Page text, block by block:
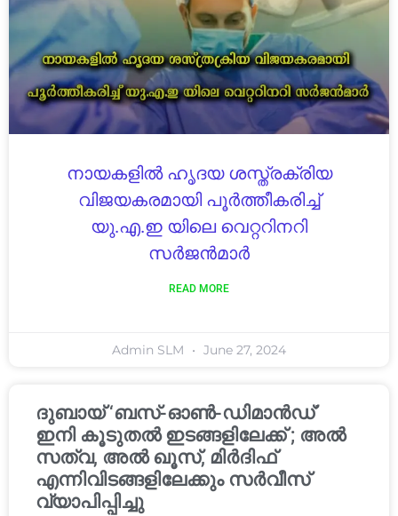
നായകളിൽ ഹൃദയ ശസ്ത്രക്രിയ
വിജയകരമായി പൂർത്തീകരിച്ച്
യു.എ.ഇ യിലെ വെറ്ററിനറി
സർജൻമാർ
READ MORE
Admin SLM June 27, 2024
ദുബായ് ‘ബസ്-ഓൺ-ഡിമാൻഡ്’
ഇനി കൂടുതൽ ഇടങ്ങളിലേക്ക് ; അൽ
സത്വ, അൽ ഖൂസ്, മിർദിഫ്
എന്നിവിടങ്ങളിലേക്കും സർവീസ്
വ്യാപിപ്പിച്ചു